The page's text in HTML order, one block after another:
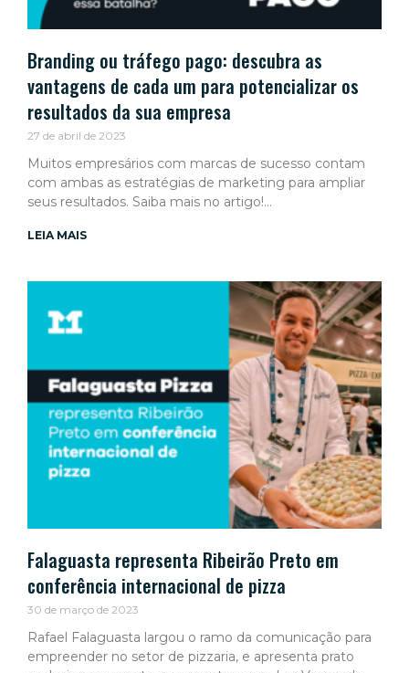
Branding ou tráfego pago: descubra as
vantagens de cada um para potencializar os
resultados da sua empresa
27 de abril de 2023
Muitos empresários com marcas de sucesso contam
com ambas as estratégias de marketing para ampliar
seus resultados. Saiba mais no artigo!
LEIA MAIS
Falaguasta representa Ribeirão Preto em
conferência internacional de pizza
30 de março de 2023
Rafael Falaguasta largou o ramo da comunicação para
empreender no setor de pizzaria, e apresenta prato